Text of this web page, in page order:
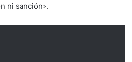
ni sanción».